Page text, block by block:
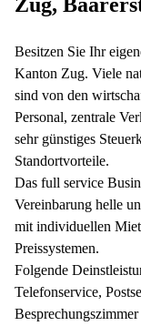
Besitzen Sie Ihr
Kanton Zug. Viele
sind von den
Personal, zentrale
sehr günstiges
Standortvorteile.
Das full service
Vereinbarung helle
mit individuellen
Preissystemen.
Folgende
Telefonservice,